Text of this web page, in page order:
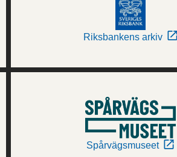
Riksbankens arkiv
Spårvägsmuseet